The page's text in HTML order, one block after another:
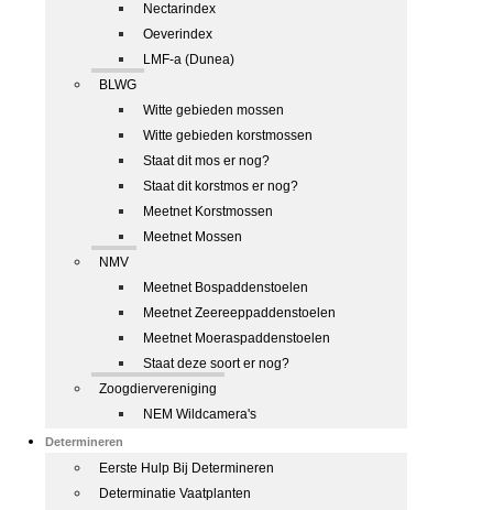
Nectarindex
Oeverindex
LMF-a (Dunea)
BLWG
Witte gebieden mossen
Witte gebieden korstmossen
Staat dit mos er nog?
Staat dit korstmos er nog?
Meetnet Korstmossen
Meetnet Mossen
NMV
Meetnet Bospaddenstoelen
Meetnet Zeereeppaddenstoelen
Meetnet Moeraspaddenstoelen
Staat deze soort er nog?
Zoogdiervereniging
NEM Wildcamera's
Determineren
Eerste Hulp Bij Determineren
Determinatie Vaatplanten